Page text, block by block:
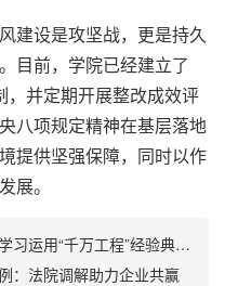
设是攻坚战，更是持久
目前，学院已经建立了
，并定期开展整改成效评
八项规定精神在基层落地
提供坚强保障，同时以作
展。
上一篇 : 农业农村部发布首批推介学习运用“千万工程”经验典型案例 晋中建好宜居宜业和美乡村案例入选
：法院调解助力企业共赢